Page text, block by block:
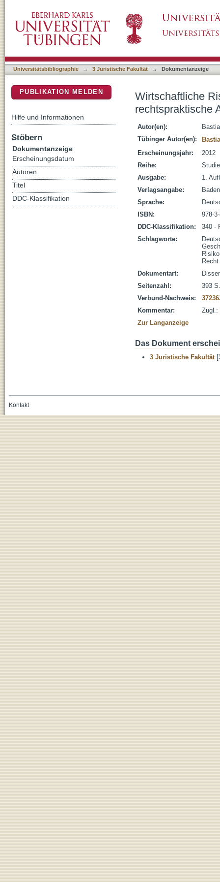
Universitätsbibliographie → 3 Juristische Fakultät → Dokumentanzeige
Wirtschaftliche
rechtspraktische
Autor(en):
Tübinger Autor(en):
Erscheinungsjahr:
2012
Reihe:
Ausgabe:
1.
Verlagsangabe:
Sprache:
ISBN:
978-
DDC-Klassifikation:
340 -
Schlagworte:
Risiko
Recht
Dokumentart:
Seitenzahl:
393 S.
Verbund-Nachweis:
Kommentar:
Zugl.:
Zur Langanzeige
Das Dokument
3 Juristische Fakultät
PUBLIKATION MELDEN
Hilfe und Informationen
Stöbern
Dokumentanzeige
Erscheinungsdatum
Autoren
Titel
DDC-Klassifikation
Kontakt